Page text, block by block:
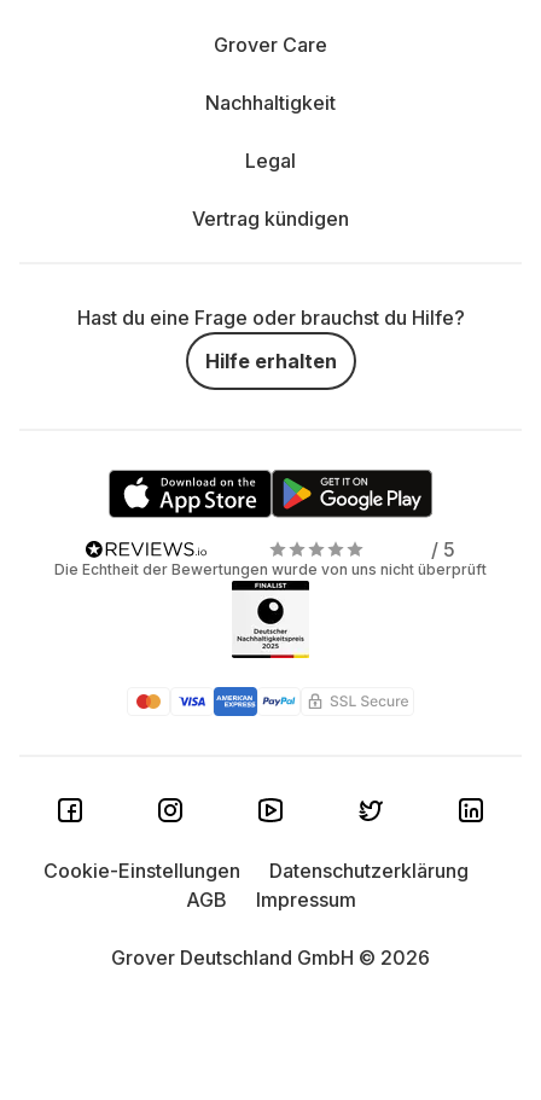
Grover Care
Nachhaltigkeit
Legal
Vertrag kündigen
Hast du eine Frage oder brauchst du Hilfe?
Hilfe erhalten
/ 5
Die Echtheit der Bewertungen wurde von uns nicht überprüft
Grover Deutschland GmbH © 2026
Cookie-Einstellungen
Datenschutzerklärung
AGB
Impressum